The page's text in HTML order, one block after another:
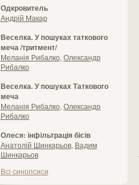
Одкровитель
Андрій Макар
Веселка. У пошуках таткового
меча /тритмент/
Меланія Рибалко Олександр
Рибалко
Веселка. У пошуках Таткового
меча
Меланія Рибалко Олександр
Рибалко
Олеся: інфільтрація бісів
Анатолій Шинкарьов, Вадим
Шинкарьов
Всі синопсиси